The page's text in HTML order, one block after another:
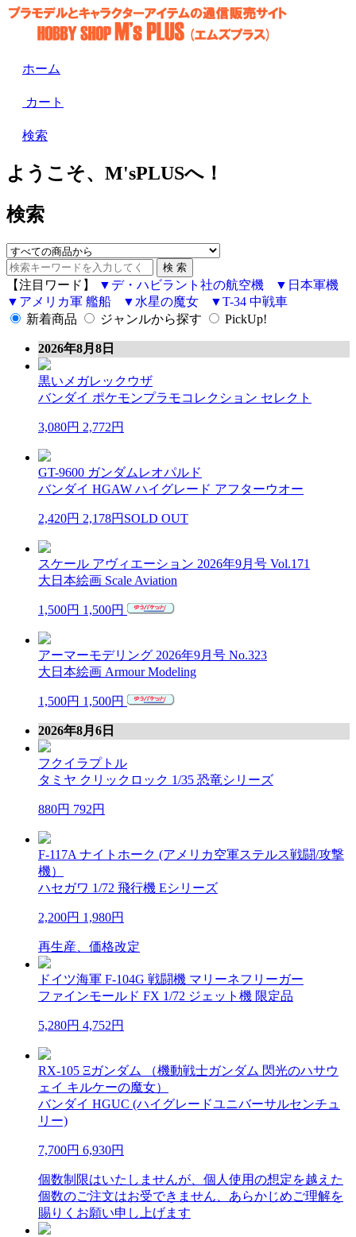
ホーム
カート
検索
ようこそ、M'sPLUSへ！
検索
【注目ワード】 デ・ハビラント社の航空機
日本軍機
アメリカ軍 艦船
水星の魔女
T-34 中戦車
新着商品
ジャンルから探す PickUp!
2026年8月8日
黒いメガレックウザ
バンダイ ポケモンプラモコレクション セレクト
3,080円 2,772円
GT-9600 ガンダムレオパルド
バンダイ HGAW ハイグレード アフターウオー
2,420円 2,178円 SOLD OUT
スケール アヴィエーション 2026年9月号 Vol.171
大日本絵画 Scale Aviation
1,500円 1,500円
アーマーモデリング 2026年9月号 No.323
大日本絵画 Armour Modeling
1,500円 1,500円
2026年8月6日
フクイラプトル
タミヤ クリックロック 1/35 恐竜シリーズ
880円 792円
F-117A ナイトホーク (アメリカ空軍ステルス戦闘/攻撃
機）
ハセガワ 1/72 飛行機 Eシリーズ
2,200円 1,980円
再生産、価格改定
ドイツ海軍 F-104G 戦闘機 マリーネフリーガー
ファインモールド FX 1/72 ジェット機 限定品
5,280円 4,752円
RX-105 Ξガンダム （機動戦士ガンダム 閃光のハサウ
ェイ キルケーの魔女）
バンダイ HGUC (ハイグレードユニバーサルセンチュ
リー)
7,700円 6,930円
個数制限はいたしませんが、個人使用の想定を越えた
個数のご注文はお受できません、あらかじめご理解を
賜りくお願い申し上げます